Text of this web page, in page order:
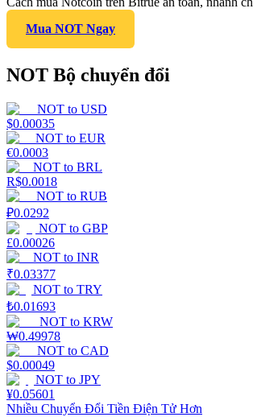
Mua NOT Ngay
NOT Bộ chuyển đổi
NOT to USD
$0.00035
NOT to EUR
€0.0003
NOT to BRL
R$0.0018
NOT to RUB
₽0.0292
NOT to GBP
£0.00026
NOT to INR
₹0.03377
NOT to TRY
₺0.01693
NOT to KRW
₩0.49978
NOT to CAD
$0.00049
NOT to JPY
¥0.05601
Nhiều Chuyển Đổi Tiền Điện Tử Hơn